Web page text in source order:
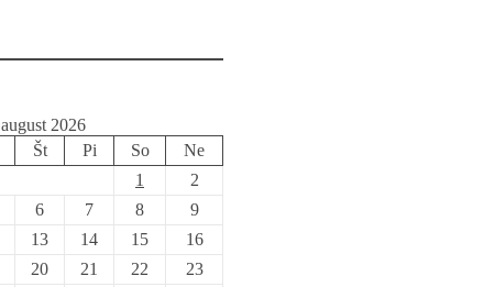
august 2026
Št Pi So
Ne
1
2
6 7 8
9
13 14 15
16
20 21 22
23